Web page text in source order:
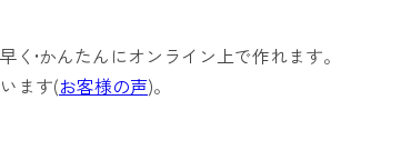
く•かんたんにオンライン上で作れます。
ます(お客様の声)。